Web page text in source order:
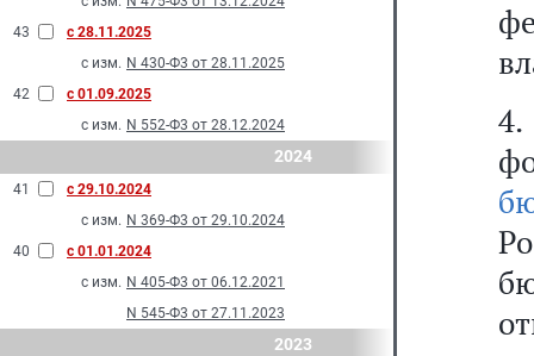
43
с 28.11.2025
с изм. N 430-Ф3 от 28.11.2025
42
с 01.09.2025
с изм. N 552-Ф3 от 28.12.2024
2024
41
с 29.10.2024
с изм. N 369-Ф3 от 29.10.2024
40
с 01.01.2024
с изм. N 405-Ф3 от 06.12.2021
N 545-Ф3 от 27.11.2023
2023